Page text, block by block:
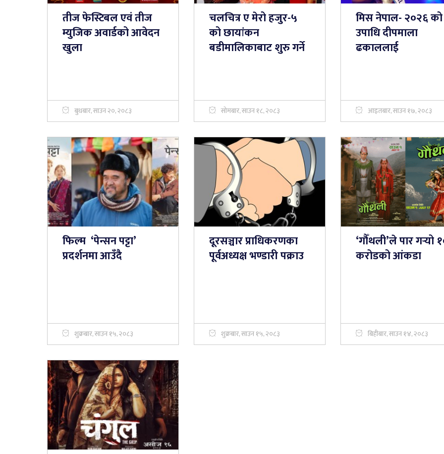
तीज फेस्टिबल एवं तीज
म्युजिक अवार्डको आवेदन
खुला
बुधबार, साउन २०, २०८३
चलचित्र ए मेरो हजुर-५
को छायांकन
बडीमालिकाबाट शुरु गर्ने
सोमबार, साउन १८, २०८३
मिस नेपाल- २०२६ को
उपाधि दीपमाला
ढकाललाई
आइतबार, साउन १७, २०८३
फिल्म ‘पेन्सन पट्टा’
प्रदर्शनमा आउँदै
शुक्रबार, साउन १५, २०८३
दूरसञ्चार प्राधिकरणका
पूर्वअध्यक्ष भण्डारी पक्राउ
शुक्रबार, साउन १५, २०८३
‘गौँथली’ले पार गर्‍यो
करोडको आंकडा
बिहीबार, साउन १४, २०८३